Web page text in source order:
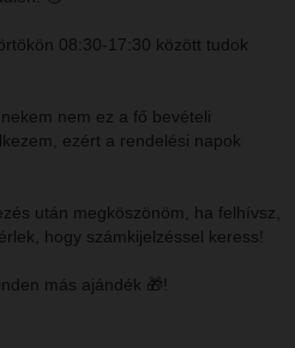
08:30-17:30 között tudok
nem ez a fő bevételi
ezért a rendelési napok
után megköszönöm, ha felhívsz,
hogy számkijelzéssel keress!
más ajándék 🎁!